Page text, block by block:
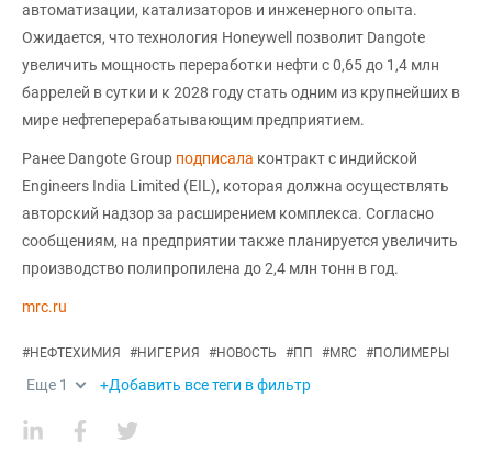
автоматизации, катализаторов и инженерного опыта.
Ожидается, что технология Honeywell позволит Dangote
увеличить мощность переработки нефти с 0,65 до 1,4 млн
баррелей в сутки и к 2028 году стать одним из крупнейших в
мире нефтеперерабатывающим предприятием.
Ранее Dangote Group подписала контракт с индийской
Engineers India Limited (EIL), которая должна осуществлять
авторский надзор за расширением комплекса. Согласно
сообщениям, на предприятии также планируется увеличить
производство полипропилена до 2,4 млн тонн в год.
mrc.ru
#НЕФТЕХИМИЯ #НИГЕРИЯ #НОВОСТЬ #ПП #MRC #ПОЛИМЕРЫ
Еще 1 +Добавить все теги в фильтр